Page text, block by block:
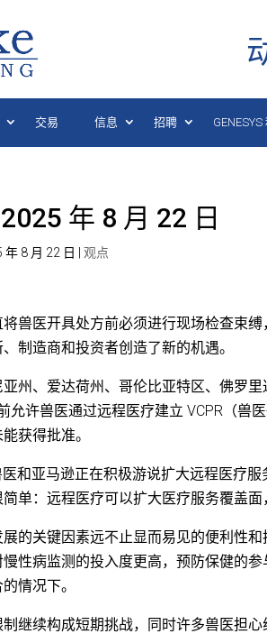
交易 信息 招聘
年 8 月 22 日
年 8 月 22 日 |观点
兽医开具处方前必须进行现场检查束
制造商和投资者创造了新的机遇。
州、爱达荷州、哥伦比亚特区、佛罗
许兽医通过远程医疗建立 VCPR（兽
获得批准。
和亚马逊正在积极游说扩大远程医疗
单：远程医疗可以扩大医疗服务覆盖
的关键因素远不止显而易见的便利性
性病监测的投入度更高，预防保健的
情况下。
继续构成短期挑战，同时许多兽医担